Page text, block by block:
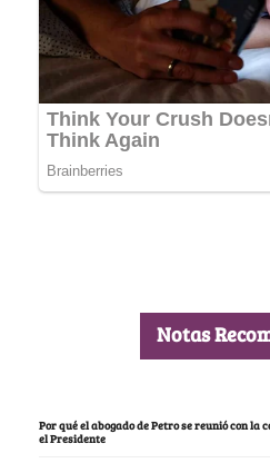
Notas
Por qué el abogado de Petro se reunió con la
el Presidente